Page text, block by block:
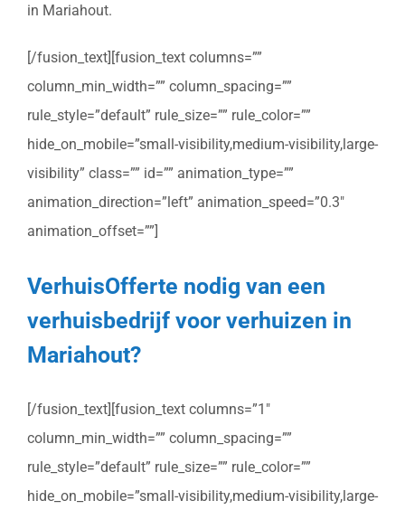
in Mariahout.
[/fusion_text][fusion_text columns=””
column_min_width=”” column_spacing=””
rule_style=”default” rule_size=”” rule_color=””
hide_on_mobile=”small-visibility,medium-visibility,large-
visibility” class=”” id=”” animation_type=””
animation_direction=”left” animation_speed=”0.3″
animation_offset=””]
VerhuisOfferte nodig van een
verhuisbedrijf voor verhuizen in
Mariahout?
[/fusion_text][fusion_text columns=”1″
column_min_width=”” column_spacing=””
rule_style=”default” rule_size=”” rule_color=””
hide_on_mobile=”small-visibility,medium-visibility,large-